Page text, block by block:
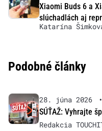
Xiaomi Buds 6 a
slúchadlách aj
Katarína
Podobné články
28. júna 2026 •
SÚŤAŽ: Vyhrajte
Redakcia